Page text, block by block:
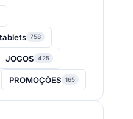
758
JOGOS 425
PROMOÇÕES 165